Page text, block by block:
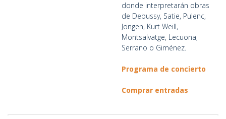
donde interpretarán obras
de Debussy, Satie, Pulenc,
Jongen, Kurt Weill,
Montsalvatge, Lecuona,
Serrano o Giménez.
Programa de concierto
Comprar entradas